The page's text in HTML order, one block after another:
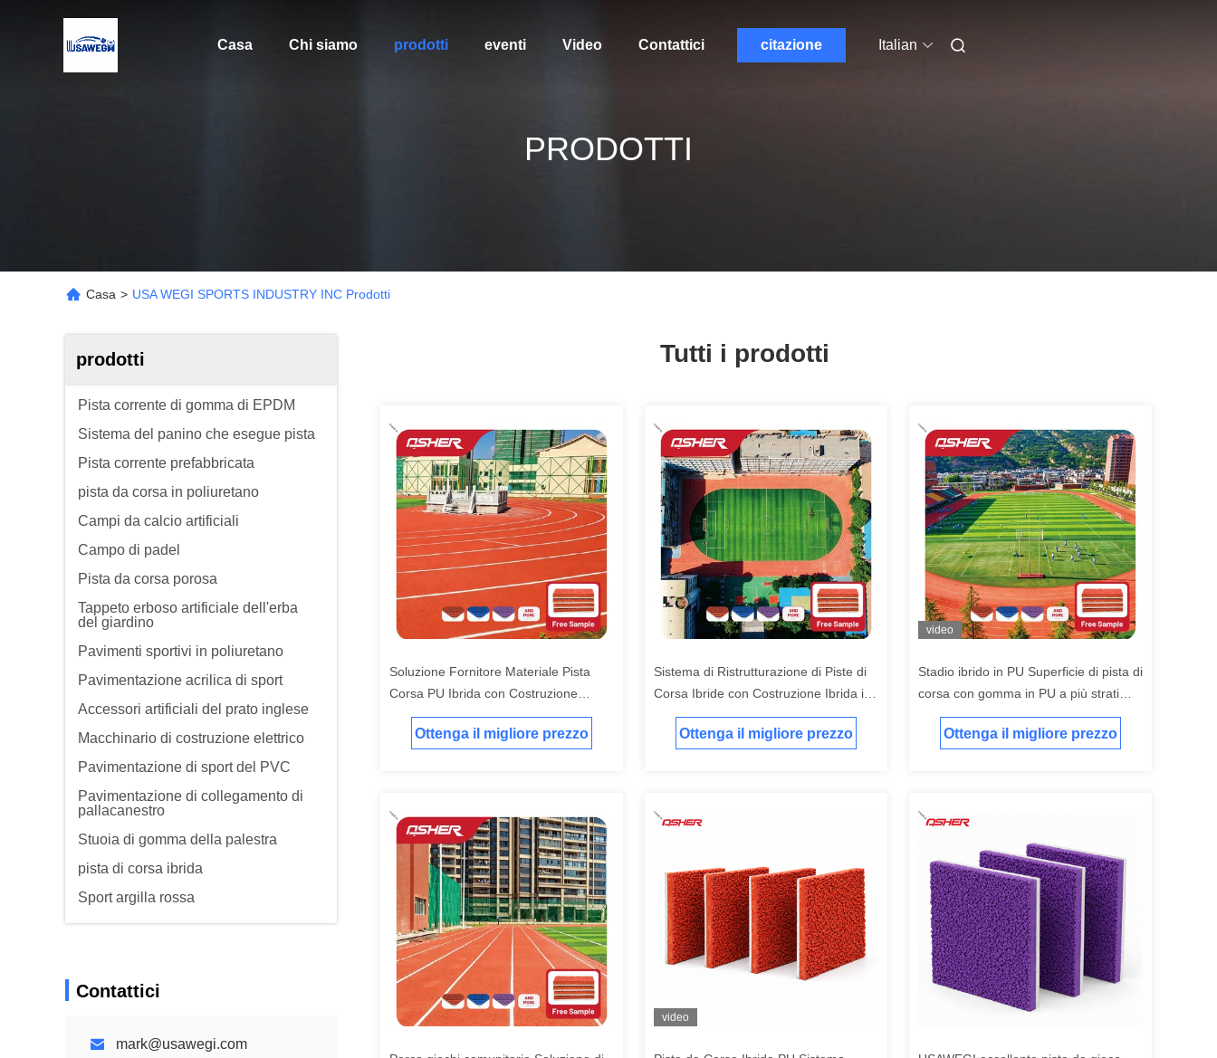
Casa Chi siamo prodotti eventi Video Contattici citazione Italian
PRODOTTI
Casa > USA WEGI SPORTS INDUSTRY INC Prodotti
prodotti
Pista corrente di gomma di EPDM
Sistema del panino che esegue pista
Pista corrente prefabbricata
pista da corsa in poliuretano
Campi da calcio artificiali
Campo di padel
Pista da corsa porosa
Tappeto erboso artificiale dell'erba
del giardino
Pavimenti sportivi in poliuretano
Pavimentazione acrilica di sport
Accessori artificiali del prato inglese
Macchinario di costruzione elettrico
Pavimentazione di sport del PVC
Pavimentazione di collegamento di
pallacanestro
Stuoia di gomma della palestra
pista di corsa ibrida
Sport argilla rossa
Contattici
mark@usawegi.com
Tutti i prodotti
Soluzione Fornitore Materiale Pista
Corsa PU Ibrida con Costruzione
Basata su Progetto per Appaltatori,
Campioni di Approvvigionamento e
Ottenga il migliore prezzo
Sistema di Ristrutturazione di Piste di
Corsa Ibride con Costruzione Ibrida in
PU per Progetti di Ripristino,
Riparazione e Aggiornamento di
Ottenga il migliore prezzo
video
Stadio ibrido in PU Superficie di pista di
corsa con gomma in PU a più strati
Costruzione per centri di formazione
professionale Aree di supporto allo
Ottenga il migliore prezzo
video